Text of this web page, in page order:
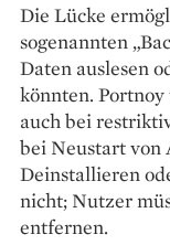
Die Lücke
sogenannten
Daten auslesen
könnten.
auch bei
bei Neustart
Deinstallieren
nicht; Nutzer
entfernen.